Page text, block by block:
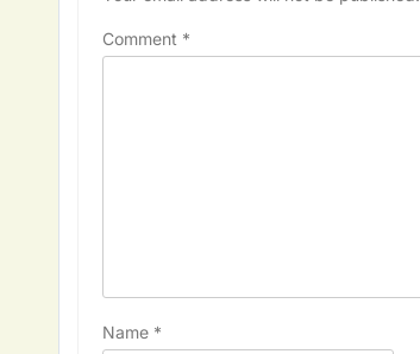
Comment *
Name *